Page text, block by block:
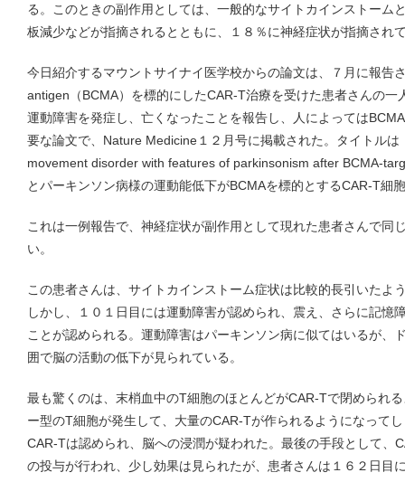
る。このときの副作用としては、一般的なサイトカインストーム
板減少などが指摘されるとともに、１８％に神経症状が指摘され
今日紹介するマウントサイナイ医学校からの論文は、７月に報告
antigen（BCMA）を標的にしたCAR-T治療を受けた患者さんの一
運動障害を発症し、亡くなったことを報告し、人によっては
要な論文で、Nature Medicine１２月号に掲載された。タイトル
movement disorder with features of parkinsonism after BCMA-
とパーキンソン病様の運動能低下がBCMAを標的とするCAR-T細
これは一例報告で、神経症状が副作用として現れた患者さんで同
い。
この患者さんは、サイトカインストーム症状は比較的長引いたよ
しかし、１０１日目には運動障害が認められ、震え、さらに記憶
ことが認められる。運動障害はパーキンソン病に似てはいるが、
囲で脳の活動の低下が見られている。
最も驚くのは、末梢血中のT細胞のほとんどがCAR-Tで閉められ
ー型のT細胞が発生して、大量のCAR-Tが作られるようになって
CAR-Tは認められ、脳への浸潤が疑われた。最後の手段として、
の投与が行われ、少し効果は見られたが、患者さんは１６２日目